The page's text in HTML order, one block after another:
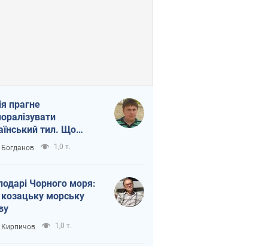
прагне
тил. Що
собі нагадати
1,0 т.
Чорного моря:
морську
Кирпичов 1,0 т.